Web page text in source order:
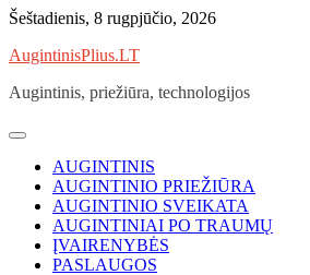
Skip
content
Šeštadienis, 8 rugpjūčio, 2026
AugintinisPlius.LT
Augintinis, priežiūra, technologijos
AUGINTINIS
AUGINTINIO PRIEŽIŪRA
AUGINTINIO SVEIKATA
AUGINTINIAI PO TRAUMŲ
ĮVAIRENYBĖS
PASLAUGOS